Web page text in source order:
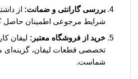
بررسی گارانتی و ضمانت: از
شرایط مرجوعی اطمینان حاصل
خرید از فروشگاه معتبر: لیفان
تخصصی قطعات لیفان، گزینه‌ای
شماست.